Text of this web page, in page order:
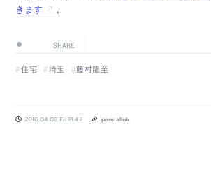
きます
。
SHARE
住宅 埼玉 藤村龍至
2016.04.08 Fri 21:42 permalink